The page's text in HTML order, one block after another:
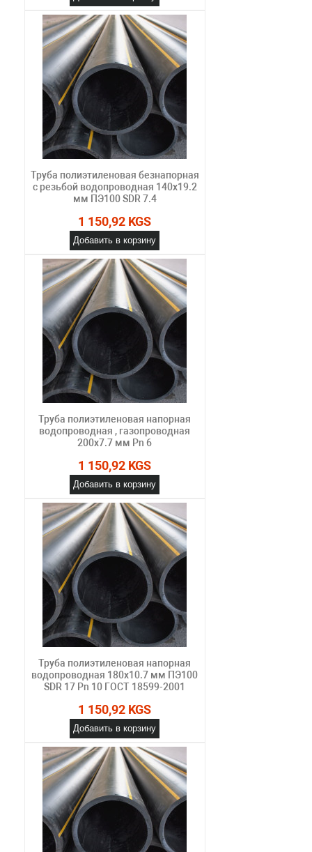
Труба полиэтиленовая безнапорная
с резьбой водопроводная 140х19.2
мм ПЭ100 SDR 7.4
1 150,92 KGS
Добавить в корзину
Труба полиэтиленовая напорная
водопроводная , газопроводная
200х7.7 мм Pn 6
1 150,92 KGS
Добавить в корзину
Труба полиэтиленовая напорная
водопроводная 180х10.7 мм ПЭ100
SDR 17 Pn 10 ГОСТ 18599-2001
1 150,92 KGS
Добавить в корзину